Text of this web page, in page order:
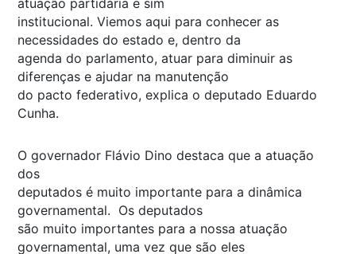
institucional. Viemos aqui para conhecer as
necessidades do estado e, dentro da
agenda do parlamento, atuar para diminuir as
diferenças e ajudar na manutenção
do pacto federativo, explica o deputado Eduardo
Cunha.
O governador Flávio Dino destaca que a atuação
dos
deputados é muito importante para a dinâmica
governamental. Os deputados
são muito importantes para a nossa atuação
governamental, uma vez que são eles